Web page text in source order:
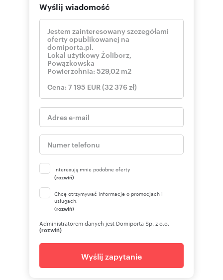
Wyślij wiadomość
Interesują mnie podobne oferty
(rozwiń)
Chcę otrzymywać informacje o promocjach i
usługach.
(rozwiń)
Administratorem danych jest Domiporta Sp. z o.o.
(rozwiń)
Wyślij zapytanie